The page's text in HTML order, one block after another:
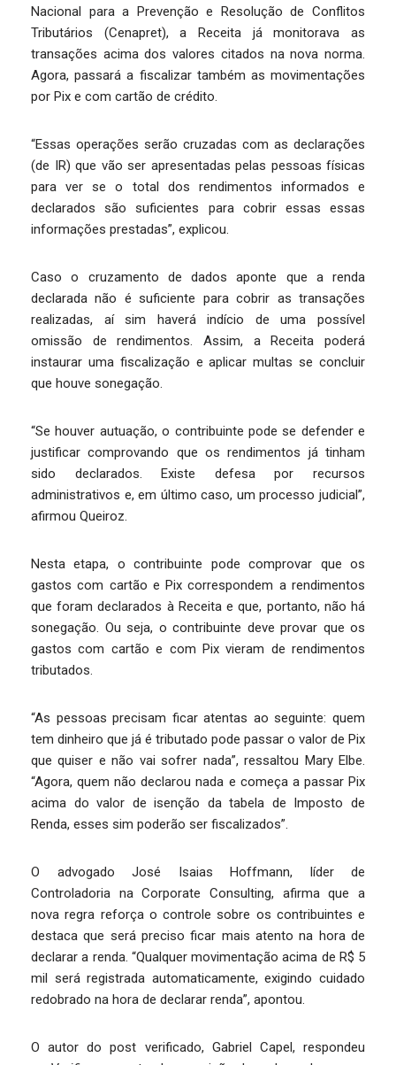
Nacional para a Prevenção e Resolução de Conflitos
Tributários (Cenapret), a Receita já monitorava as
transações acima dos valores citados na nova norma.
Agora, passará a fiscalizar também as movimentações
por Pix e com cartão de crédito.
“Essas operações serão cruzadas com as declarações
(de IR) que vão ser apresentadas pelas pessoas físicas
para ver se o total dos rendimentos informados e
declarados são suficientes para cobrir essas essas
informações prestadas”, explicou.
Caso o cruzamento de dados aponte que a renda
declarada não é suficiente para cobrir as transações
realizadas, aí sim haverá indício de uma possível
omissão de rendimentos. Assim, a Receita poderá
instaurar uma fiscalização e aplicar multas se concluir
que houve sonegação.
“Se houver autuação, o contribuinte pode se defender e
justificar comprovando que os rendimentos já tinham
sido declarados. Existe defesa por recursos
administrativos e, em último caso, um processo judicial”,
afirmou Queiroz.
Nesta etapa, o contribuinte pode comprovar que os
gastos com cartão e Pix correspondem a rendimentos
que foram declarados à Receita e que, portanto, não há
sonegação. Ou seja, o contribuinte deve provar que os
gastos com cartão e com Pix vieram de rendimentos
tributados.
“As pessoas precisam ficar atentas ao seguinte: quem
tem dinheiro que já é tributado pode passar o valor de Pix
que quiser e não vai sofrer nada”, ressaltou Mary Elbe.
“Agora, quem não declarou nada e começa a passar Pix
acima do valor de isenção da tabela de Imposto de
Renda, esses sim poderão ser fiscalizados”.
O advogado José Isaias Hoffmann, líder de
Controladoria na Corporate Consulting, afirma que a
nova regra reforça o controle sobre os contribuintes e
destaca que será preciso ficar mais atento na hora de
declarar a renda. “Qualquer movimentação acima de R$ 5
mil será registrada automaticamente, exigindo cuidado
redobrado na hora de declarar renda”, apontou.
O autor do post verificado, Gabriel Capel, respondeu